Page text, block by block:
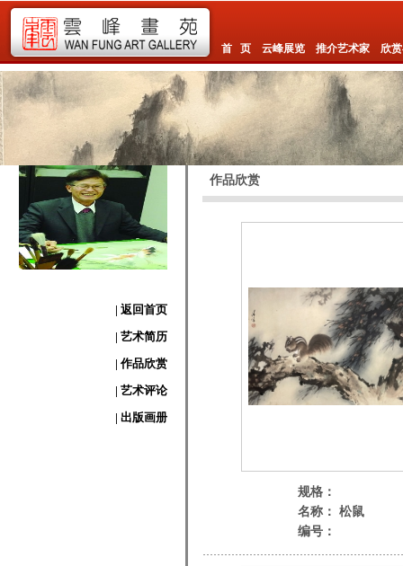
首 页 云峰展览 推介艺术家 欣
| 返回首页
| 艺术简历
| 作品欣赏
| 艺术评论
| 出版画册
作品欣赏
规格：
名称： 松鼠
编号：